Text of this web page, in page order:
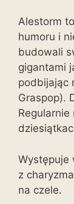
Alestorm
humoru i
budowali
gigantami
podbijając
Graspop).
Występuje
z
na czele.